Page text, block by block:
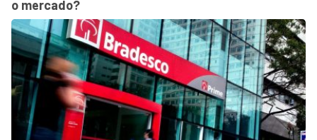
o mercado?